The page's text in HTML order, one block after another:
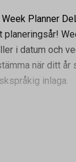
Planner
i datum och
när ditt år
inlaga.